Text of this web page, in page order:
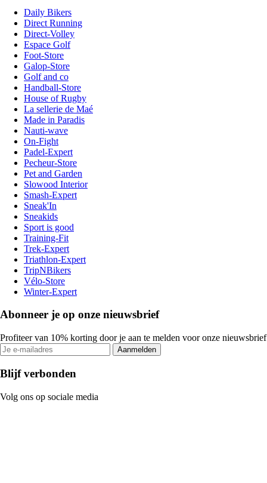
Daily Bikers
Direct Running
Direct-Volley
Espace Golf
Foot-Store
Galop-Store
Golf and co
Handball-Store
House of Rugby
La sellerie de Maé
Made in Paradis
Nauti-wave
On-Fight
Padel-Expert
Pecheur-Store
Pet and Garden
Slowood Interior
Smash-Expert
Sneak'In
Sneakids
Sport is good
Training-Fit
Trek-Expert
Triathlon-Expert
TripNBikers
Vélo-Store
Winter-Expert
Abonneer je op onze nieuwsbrief
Profiteer van 10% korting door je aan te melden voor onze nieuwsbrief
Aanmelden
Blijf verbonden
Volg ons op sociale media